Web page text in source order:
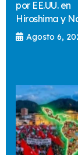
por EE.UU. en
Hiroshima y
Agosto 6,